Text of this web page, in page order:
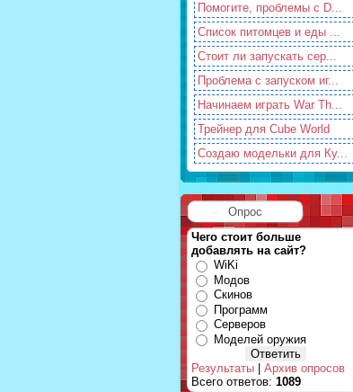
Помогите, проблемы с D...
Список питомцев и еды ...
Стоит ли запускать сер...
Проблема с запуском иг...
Начинаем играть War Th...
Трейнер для Cube World
Создаю модельки для Ку...
Опрос
Чего стоит больше
добавлять на сайт?
WiKi
Модов
Скинов
Программ
Серверов
Моделей оружия
Результаты
Архив опросов
Всего ответов: 1089